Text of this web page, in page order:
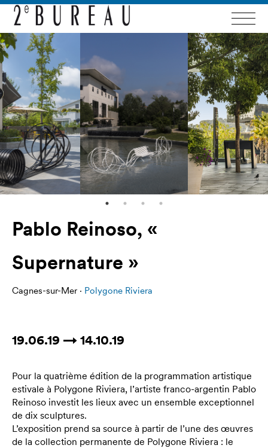
Pablo Reinoso, «
Supernature »
Cagnes-sur-Mer · Polygone Riviera
19.06.19 → 14.10.19
Pour la quatrième édition de la programmation artistique
estivale à Polygone Riviera, l’artiste franco-argentin Pablo
Reinoso investit les lieux avec un ensemble exceptionnel
de dix sculptures.
L’exposition prend sa source à partir de l’une des œuvres
de la collection permanente de Polygone Riviera : le